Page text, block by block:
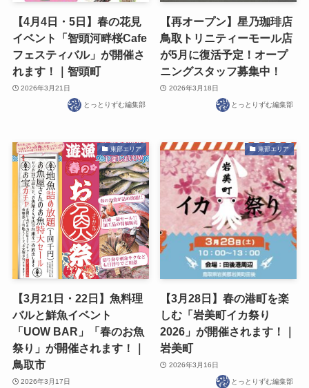
【4月4日・5日】春の花見
イベント「智頭河畔桜Cafe
フェスティバル」が開催さ
れます！｜智頭町
2026年3月21日
とっとりずむ編集部
【再オープン】星乃珈琲店
鳥取トリニティーモール店
が5月に復活予定！オープ
ニングスタッフ募集中！
2026年3月18日
とっとりずむ編集部
東部エリア
【3月21日・22日】魚料理
バルと鮮魚イベント
「UOW BAR」「春のお魚
祭り」が開催されます！｜
鳥取市
2026年3月17日
東部エリア
【3月28日】春の港町を楽
しむ「岩美町イカ祭り
2026」が開催されます！｜
岩美町
2026年3月16日
とっとりずむ編集部